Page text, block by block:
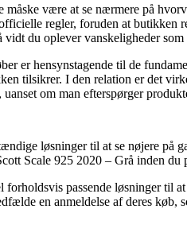
måske være at se nærmere på
regler, foruden at butikken
vidt du oplever vanskeligheder
er hensynstagende til de
tilsikrer. I den relation er det
om man efterspørger
løsninger til at se nøjere på
Scale 925 2020 – Grå inden du
passende løsninger til
en anmeldelse af deres